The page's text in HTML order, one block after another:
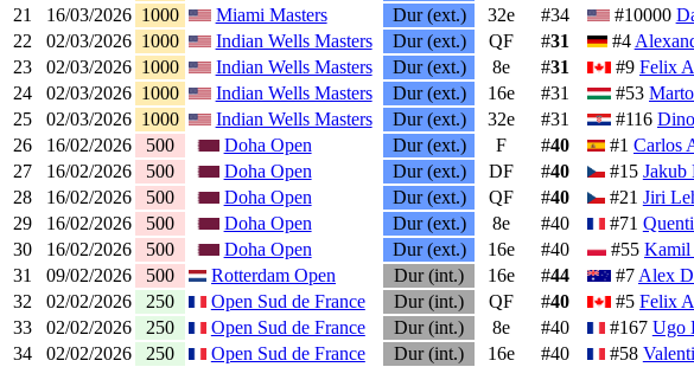
21
16/03/2026 1000 Miami Masters Dur (ext.) 32e #34 #10000
22
02/03/2026 1000 Indian Wells Masters Dur (ext.) QF #31 #4
23
02/03/2026 1000 Indian Wells Masters Dur (ext.) 8e #31 #9 Felix
24
02/03/2026 1000 Indian Wells Masters Dur (ext.) 16e #31 #53
25
02/03/2026 1000 Indian Wells Masters Dur (ext.) 32e #31 #116
26
16/02/2026 500 Doha Open Dur (ext.) F #40 #1 Carlos
27
16/02/2026 500 Doha Open Dur (ext.) DF #40 #15 Jakub
28
16/02/2026 500 Doha Open Dur (ext.) QF #40 #21 Jiri
29
16/02/2026 500 Doha Open Dur (ext.) 8e #40 #71
30
16/02/2026 500 Doha Open Dur (ext.) 16e #40 #55 Kamil
31
09/02/2026 500 Rotterdam Open Dur (int.) 16e #44 #7 Alex
32
02/02/2026 250 Open Sud de France Dur (int.) QF #40 #5 Felix
33
02/02/2026 250 Open Sud de France Dur (int.) 8e #40 #167 Ugo
34
02/02/2026 250 Open Sud de France Dur (int.) 16e #40 #58